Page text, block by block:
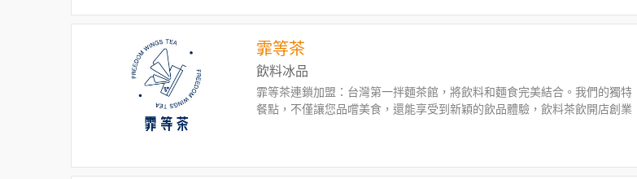
霏等茶
飲料冰品
霏等茶連鎖加盟：台灣第一拌麵茶館，將飲料和麵食完美結合。我們的獨特
餐點，不僅讓您品嚐美食，還能享受到新穎的飲品體驗，飲料茶飲開店創業